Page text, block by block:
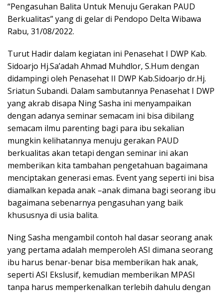
“Pengasuhan Balita Untuk Menuju Gerakan PAUD
Berkualitas” yang di gelar di Pendopo Delta Wibawa
Rabu, 31/08/2022.
Turut Hadir dalam kegiatan ini Penasehat I DWP Kab.
Sidoarjo Hj.Sa’adah Ahmad Muhdlor, S.Hum dengan
didampingi oleh Penasehat II DWP Kab.Sidoarjo dr.Hj.
Sriatun Subandi. Dalam sambutannya Penasehat I DWP
yang akrab disapa Ning Sasha ini menyampaikan
dengan adanya seminar semacam ini bisa dibilang
semacam ilmu parenting bagi para ibu sekalian
mungkin kelihatannya menuju gerakan PAUD
berkualitas akan tetapi dengan seminar ini akan
memberikan kita tambahan pengetahuan bagaimana
menciptakan generasi emas. Event yang seperti ini bisa
diamalkan kepada anak –anak dimana bagi seorang ibu
bagaimana sebenarnya pengasuhan yang baik
khususnya di usia balita.
Ning Sasha mengambil contoh hal dasar seorang anak
yang pertama adalah memperoleh ASI dimana seorang
ibu harus benar-benar bisa memberikan hak anak,
seperti ASI Ekslusif, kemudian memberikan MPASI
tanpa harus memperkenalkan terlebih dahulu dengan